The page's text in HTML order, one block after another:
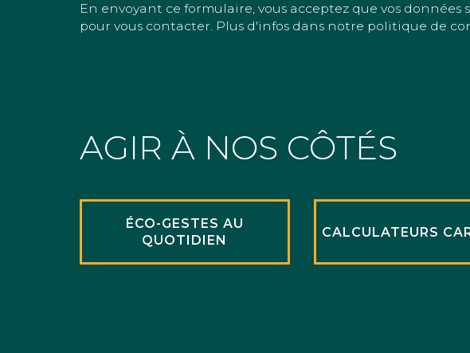
En envoyant ce formulaire, vous acceptez que vos
pour vous contacter. Plus d'infos dans notre politique de
AGIR À NOS CÔTÉS
ÉCO-GESTES AU
QUOTIDIEN
CALCULATEURS